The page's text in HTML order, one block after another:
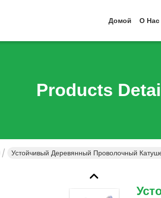
Домой О Нас
Products
Устойчивый Деревянный Проволочный